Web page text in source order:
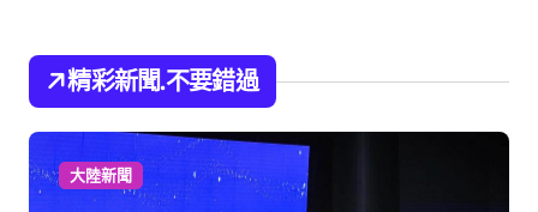
精彩新聞.不要錯過
大陸新聞